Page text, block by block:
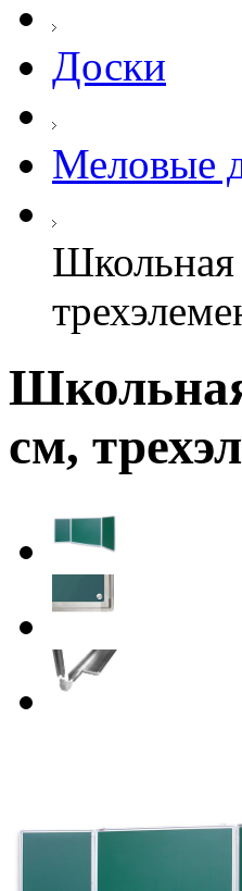
Доски
Меловые
Школьная
см,